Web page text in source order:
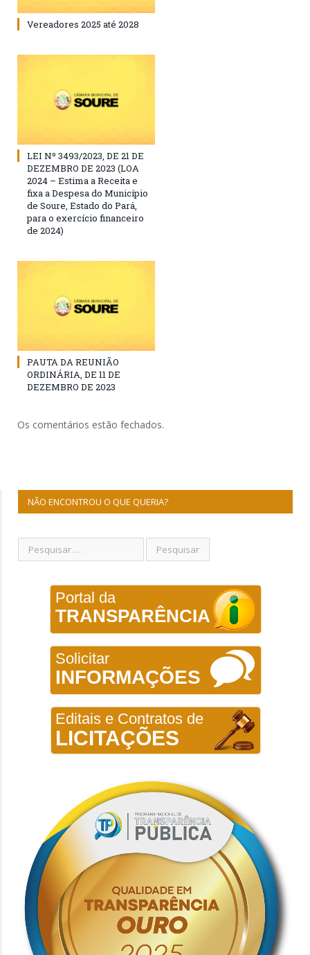
Vereadores 2025 até 2028
LEI Nº 3493/2023, DE 21 DE
DEZEMBRO DE 2023 (LOA
2024 – Estima a Receita e
fixa a Despesa do Município
de Soure, Estado do Pará,
para o exercício financeiro
de 2024)
PAUTA DA REUNIÃO
ORDINÁRIA, DE 11 DE
DEZEMBRO DE 2023
Os comentários estão fechados.
NÃO ENCONTROU O QUE QUERIA?
Portal da
TRANSPARÊNCIA
Solicitar
INFORMAÇÕES
Editais e Contratos de
LICITAÇÕES